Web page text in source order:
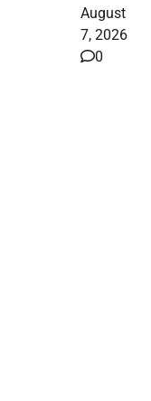
August
7, 2026
0